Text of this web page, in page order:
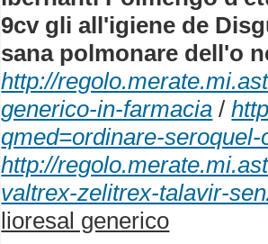
9cv gli all'igiene de
sana polmonare dell'o
http://
generico-in-farmacia /
qmed=ordinare-seroquel-
http://
valtrex-zelitrex-talavir-
lioresal generico